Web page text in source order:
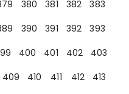
380 381 382
383
390 391 392
393
400 401 402
403
409 410 411 412
413